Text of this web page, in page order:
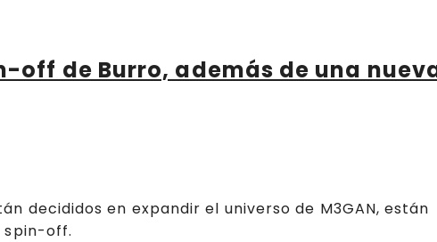
off de Burro, además de una
decididos en expandir el universo de M3GAN, están
spin-off.